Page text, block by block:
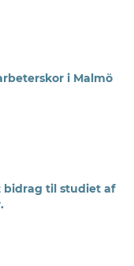
i Malmö
bidrag til studiet af